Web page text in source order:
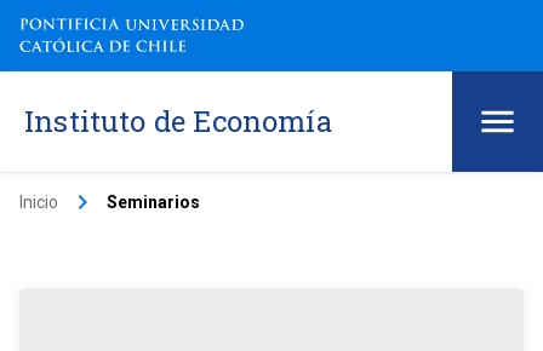
Instituto de Economía
Inicio keyboard_arrow_right Seminarios